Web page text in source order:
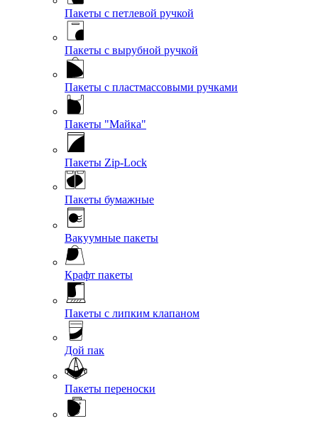
Пакеты с петлевой ручкой
Пакеты с вырубной ручкой
Пакеты с пластмассовыми ручками
Пакеты "Майка"
Пакеты Zip-Lock
Пакеты бумажные
Вакуумные пакеты
Крафт пакеты
Пакеты с липким клапаном
Дой пак
Пакеты переноски